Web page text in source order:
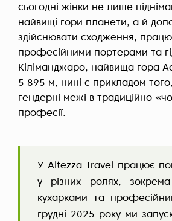
сьогодні жінки не лише
найвищі гори планети, а й
здійснювати сходження,
професійними портерами та
Кіліманджаро, найвища гора
5 895 м, нині є прикладом
гендерні межі в традиційно
професії.
У Altezza Travel працює
у різних ролях,
кухарками та
грудні 2025 року ми